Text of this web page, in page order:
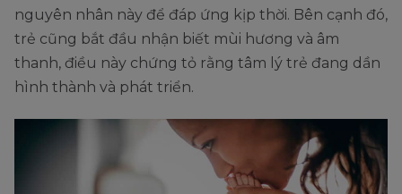
nguyên nhân này để đáp ứng kịp thời. Bên cạnh đó,
trẻ cũng bắt đầu nhận biết mùi hương và âm
thanh, điều này chứng tỏ rằng tâm lý trẻ đang dần
hình thành và phát triển.